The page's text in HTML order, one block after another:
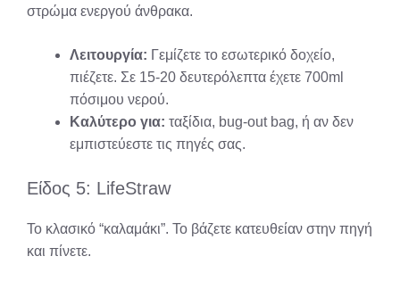
στρώμα ενεργού άνθρακα.
Λειτουργία: Γεμίζετε το εσωτερικό δοχείο,
πιέζετε. Σε 15-20 δευτερόλεπτα έχετε 700ml
πόσιμου νερού.
Καλύτερο για: ταξίδια, bug-out bag, ή αν δεν
εμπιστεύεστε τις πηγές σας.
Είδος 5: LifeStraw
Το κλασικό “καλαμάκι”. Το βάζετε κατευθείαν στην πηγή
και πίνετε.